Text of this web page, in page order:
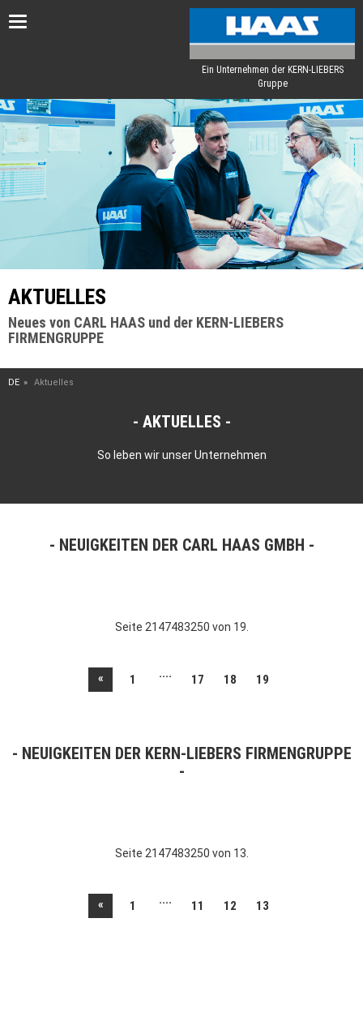
Toggle
Ein Unternehmen der KERN-LIEBERS
Gruppe
AKTUELLES
Neues von CARL HAAS und der KERN-LIEBERS
FIRMENGRUPPE
DE Aktuelles
AKTUELLES
So leben wir unser Unternehmen
NEUIGKEITEN DER CARL HAAS GMBH
Seite 2147483250 von 19.
« 1 .... 17 18 19
NEUIGKEITEN DER KERN-LIEBERS FIRMENGRUPPE
Seite 2147483250 von 13.
« 1 .... 11 12 13